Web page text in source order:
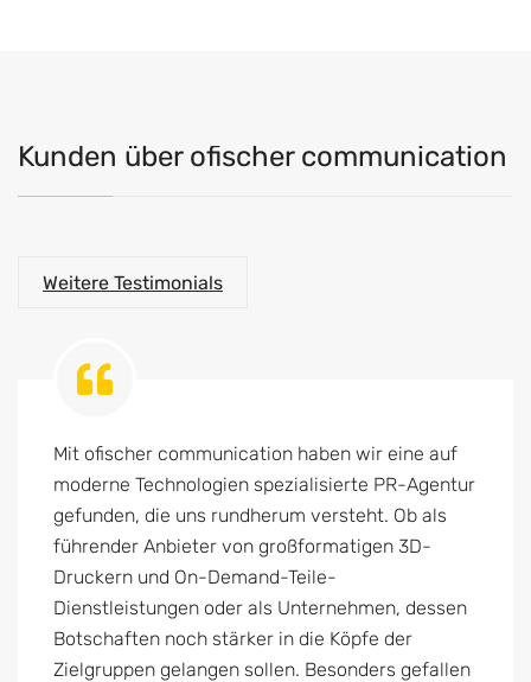
Kunden über ofischer communication
Weitere Testimonials
Mit ofischer communication haben wir eine auf
moderne Technologien spezialisierte PR-Agentur
gefunden, die uns rundherum versteht. Ob als
führender Anbieter von großformatigen 3D-
Druckern und On-Demand-Teile-
Dienstleistungen oder als Unternehmen, dessen
Botschaften noch stärker in die Köpfe der
Zielgruppen gelangen sollen. Besonders gefallen